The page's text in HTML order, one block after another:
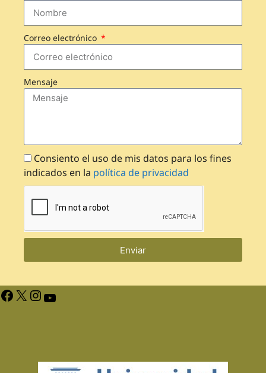
Correo electrónico
Mensaje
Consiento el uso de mis datos para los fines
indicados en la política de privacidad
Enviar